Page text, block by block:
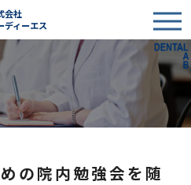
会社
ディーエス
の院内勉強会を 随